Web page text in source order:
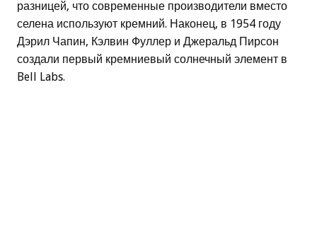
разницей, что современные производители вместо
селена используют кремний. Наконец, в 1954 году
Дэрил Чапин, Кэлвин Фуллер и Джеральд Пирсон
создали первый кремниевый солнечный элемент в
Bell Labs.